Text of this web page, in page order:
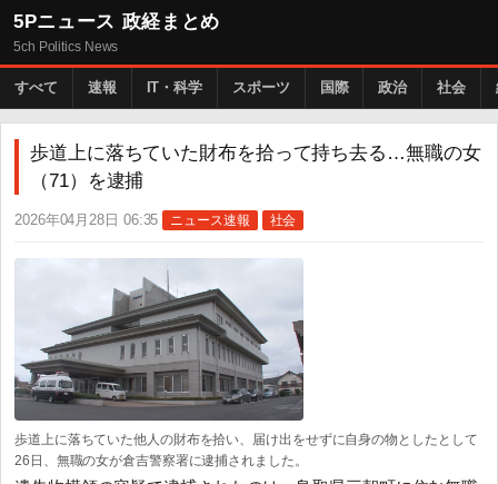
5Pニュース 政経まとめ
5ch Politics News
すべて 速報 IT・科学 スポーツ 国際 政治 社会
歩道上に落ちていた財布を拾って持ち去る…無職の女
（71）を逮捕
2026年04月28日 06:35 ニュース速報 社会
歩道上に落ちていた他人の財布を拾い、届け出をせずに自身の物としたとして
26日、無職の女が倉吉警察署に逮捕されました。